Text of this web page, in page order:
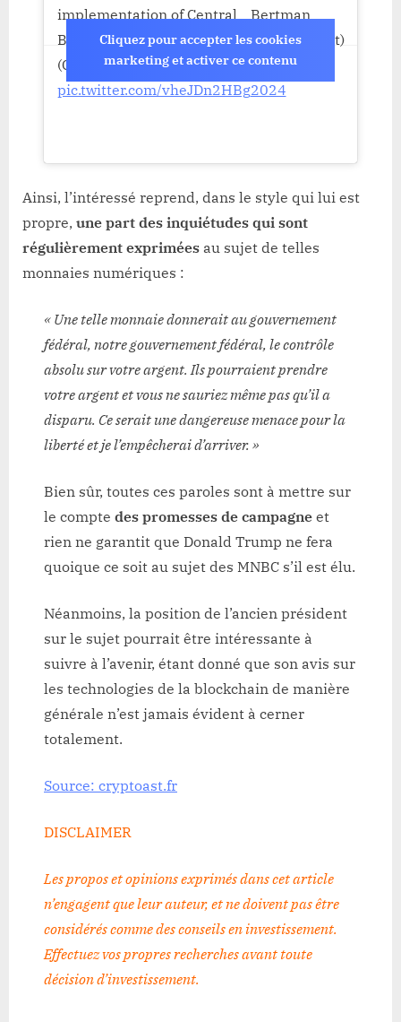
implementation of Central
Bank Digital Currencies
(CBDC)
pic.twitter.com/vheJDn2HBg
Bertman
(@manofbert)
January 18,
2024
Cliquez pour accepter les cookies
marketing et activer ce contenu
Ainsi, l’intéressé reprend, dans le style qui lui est
propre, une part des inquiétudes qui sont
régulièrement exprimées au sujet de telles
monnaies numériques :
« Une telle monnaie donnerait au gouvernement
fédéral, notre gouvernement fédéral, le contrôle
absolu sur votre argent. Ils pourraient prendre
votre argent et vous ne sauriez même pas qu’il a
disparu. Ce serait une dangereuse menace pour la
liberté et je l’empêcherai d’arriver. »
Bien sûr, toutes ces paroles sont à mettre sur
le compte des promesses de campagne et
rien ne garantit que Donald Trump ne fera
quoique ce soit au sujet des MNBC s’il est élu.
Néanmoins, la position de l’ancien président
sur le sujet pourrait être intéressante à
suivre à l’avenir, étant donné que son avis sur
les technologies de la blockchain de manière
générale n’est jamais évident à cerner
totalement.
Source: cryptoast.fr
DISCLAIMER
Les propos et opinions exprimés dans cet article
n’engagent que leur auteur, et ne doivent pas être
considérés comme des conseils en investissement.
Effectuez vos propres recherches avant toute
décision d’investissement.